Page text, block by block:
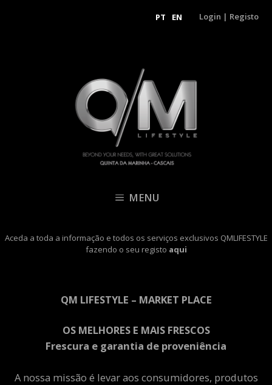
PT EN Login | Registo
MENU
Aceda a toda a informação e todos os serviços exclusivos QMLIFESTYLE
fazendo o seu registo aqui
QM LIFESTYLE – MARKET PLACE
OS MELHORES E MAIS FRESCOS
Frescura e garantia de proveniência
A nossa missão é levar aos consumidores, produtos